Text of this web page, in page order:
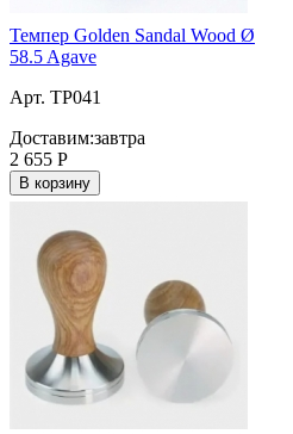
Темпер Golden Sandal Wood Ø
58.5 Agave
Арт. TP041
Доставим:завтра
2 655 Р
В корзину